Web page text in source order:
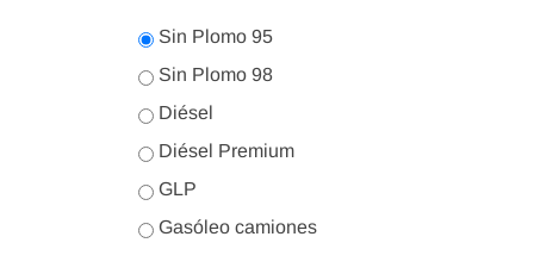
Sin Plomo 95
Sin Plomo 98
Diésel
Diésel Premium
GLP
Gasóleo camiones